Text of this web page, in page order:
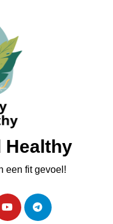
Healthy
een fit gevoel!